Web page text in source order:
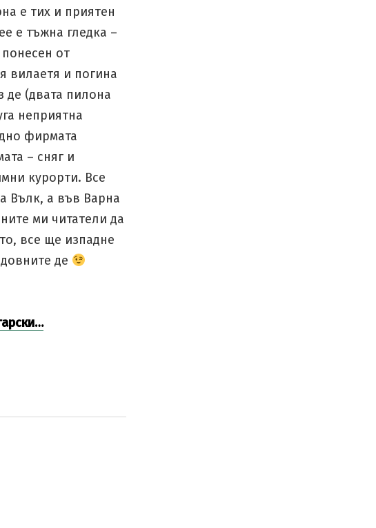
е тих и приятен
е тъжна гледка –
от
вилаетя и погина
де (двата пилона
неприятна
фирмата
– сняг и
курорти. Все
Вълк, а във Варна
ми читатели да
все ще изпадне
де